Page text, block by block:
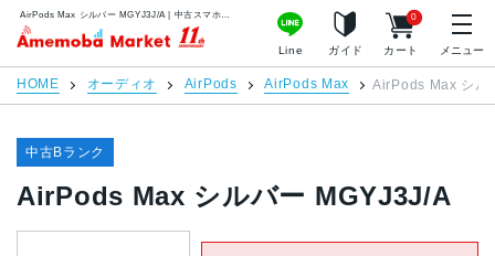
AirPods Max シルバー MGYJ3J/A | 中古スマホ販売のアメモバマーケット
アメモバマーケット
Line ガイド カート
0
メニュー
HOME オーディオ AirPods AirPods Max AirPods Max シル
中古Bランク
AirPods Max シルバー MGYJ3J/A